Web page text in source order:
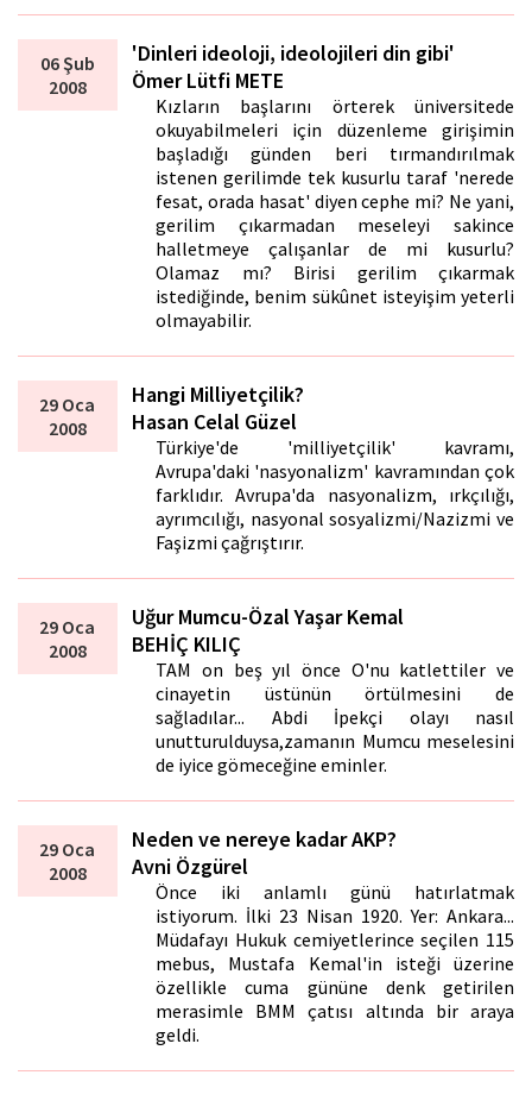
06 Şub
2008
'Dinleri ideoloji, ideolojileri din gibi'
Ömer Lütfi METE
Kızların başlarını örterek üniversitede
okuyabilmeleri için düzenleme girişimin
başladığı günden beri tırmandırılmak
istenen gerilimde tek kusurlu taraf 'nerede
fesat, orada hasat' diyen cephe mi? Ne yani,
gerilim çıkarmadan meseleyi sakince
halletmeye çalışanlar de mi kusurlu?
Olamaz mı? Birisi gerilim çıkarmak
istediğinde, benim sükûnet isteyişim yeterli
olmayabilir.
29 Oca
2008
Hangi Milliyetçilik?
Hasan Celal Güzel
Türkiye'de 'milliyetçilik' kavramı,
Avrupa'daki 'nasyonalizm' kavramından çok
farklıdır. Avrupa'da nasyonalizm, ırkçılığı,
ayrımcılığı, nasyonal sosyalizmi/Nazizmi ve
Faşizmi çağrıştırır.
29 Oca
2008
Uğur Mumcu-Özal Yaşar Kemal
BEHİÇ KILIÇ
TAM on beş yıl önce O'nu katlettiler ve
cinayetin üstünün örtülmesini de
sağladılar... Abdi İpekçi olayı nasıl
unutturulduysa,zamanın Mumcu meselesini
de iyice gömeceğine eminler.
29 Oca
2008
Neden ve nereye kadar AKP?
Avni Özgürel
Önce iki anlamlı günü hatırlatmak
istiyorum. İlki 23 Nisan 1920. Yer: Ankara...
Müdafayı Hukuk cemiyetlerince seçilen 115
mebus, Mustafa Kemal'in isteği üzerine
özellikle cuma gününe denk getirilen
merasimle BMM çatısı altında bir araya
geldi.